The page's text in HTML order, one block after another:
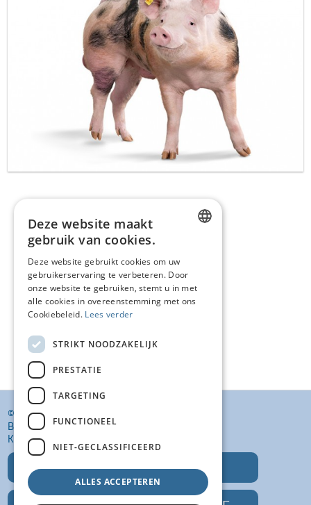
© KI VANSTEENLANDT BV
BANKELINDEWEG 33
KROMBEKE (POPERINGE) 8972
T: +32 (0)57 400 468
FRENCH
ENGLISH
Deze website maakt
gebruik van cookies.
Deze website gebruikt cookies om uw
gebruikerservaring te verbeteren. Door
onze website te gebruiken, stemt u in met
alle cookies in overeenstemming met ons
Cookiebeleid. Lees verder
STRIKT NOODZAKELIJK
PRESTATIE
TARGETING
FUNCTIONEEL
NIET-GECLASSIFICEERD
ALLES ACCEPTEREN